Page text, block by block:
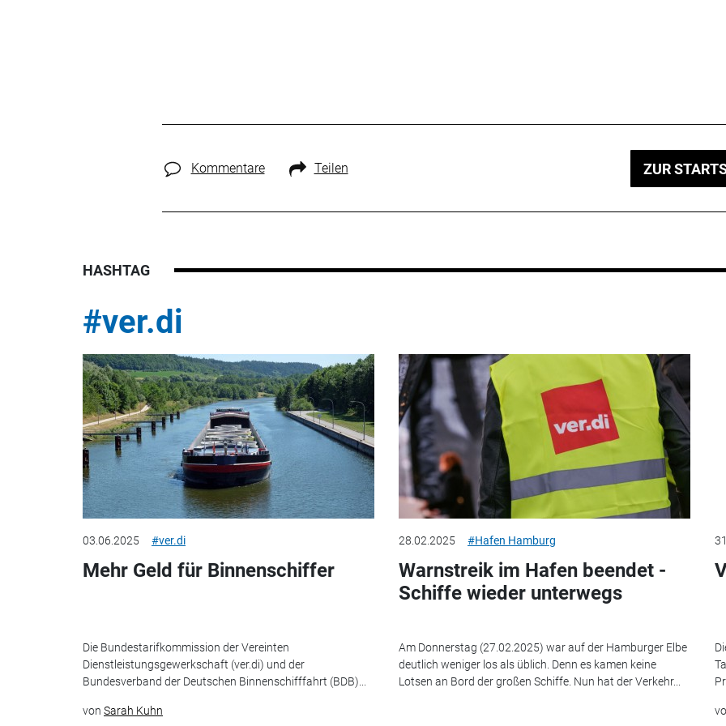
Kommentare Teilen ZUR
HASHTAG
#ver.di
03.06.2025 #ver.di
Mehr Geld für Binnenschiffer
Die Bundestarifkommission der Vereinten
Dienstleistungsgewerkschaft (ver.di) und der
Bundesverband der Deutschen Binnenschifffahrt (BDB)...
von Sarah Kuhn
28.02.2025 #Hafen Hamburg
Warnstreik im Hafen beendet -
Schiffe wieder unterwegs
Am Donnerstag (27.02.2025) war auf der Hamburger Elbe
deutlich weniger los als üblich. Denn es kamen keine
Lotsen an Bord der großen Schiffe. Nun hat der Verkehr...